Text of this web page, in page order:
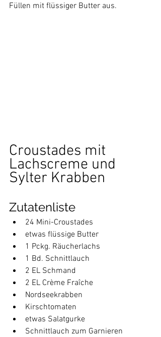
Füllen mit flüssiger Butter aus.
Croustades mit
Lachscreme und
Sylter Krabben
Zutatenliste
24 Mini-Croustades
etwas flüssige Butter
1 Pckg. Räucherlachs
1 Bd. Schnittlauch
2 EL Schmand
2 EL Crème Fraîche
Nordseekrabben
Kirschtomaten
etwas Salatgurke
Schnittlauch zum Garnieren